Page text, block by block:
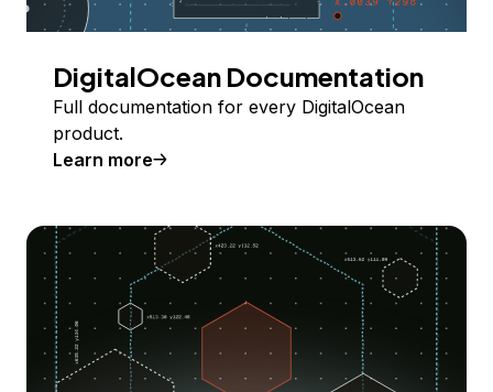
DigitalOcean Documentation
Full documentation for every DigitalOcean
product.
Learn more